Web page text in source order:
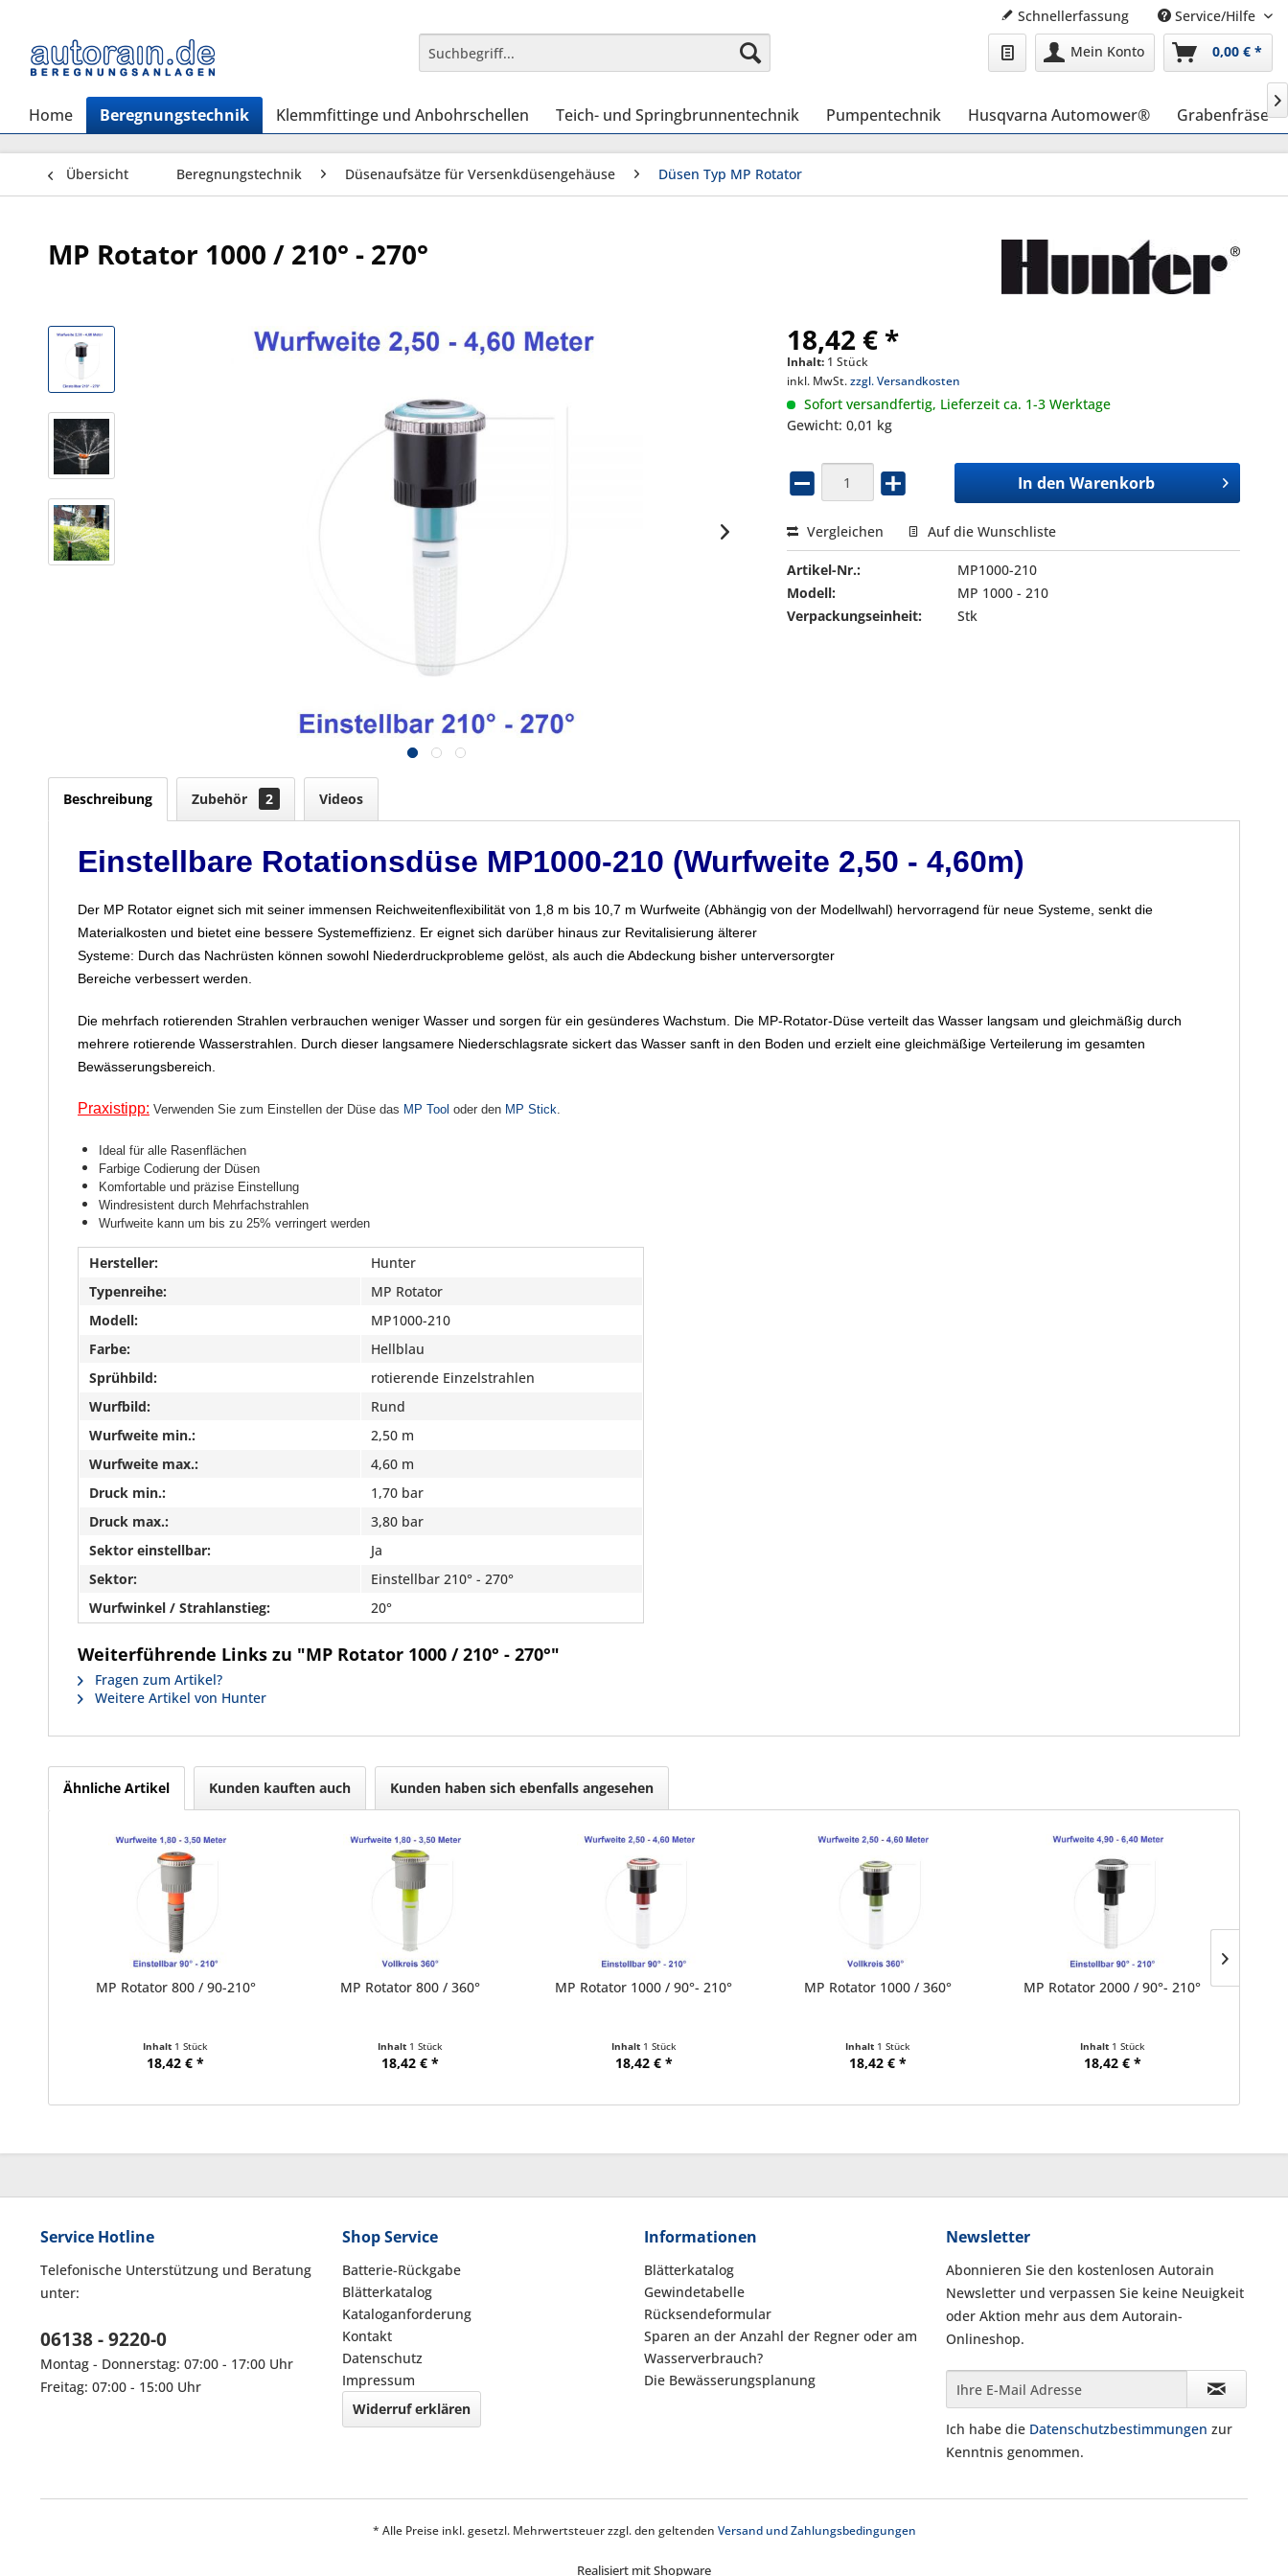
Schnellerfassung
Service/Hilfe
Mein Konto
0,00 € *
Home Beregnungstechnik Klemmfittinge und Anbohrschellen Teich- und Springbrunnentechnik Pumpentechnik Husqvarna Automower® Grabenfräse

Übersicht Beregnungstechnik Düsenaufsätze für Versenkdüsengehäuse Düsen Typ MP Rotator
MP Rotator 1000 / 210° - 270°
18,42 € *
Inhalt: 1 Stück
inkl. MwSt.zzgl. Versandkosten
Sofort versandfertig, Lieferzeit ca. 1-3 Werktage
Gewicht: 0,01 kg
In den Warenkorb
Vergleichen Auf die Wunschliste
Artikel-Nr.:
MP1000-210
Modell:
MP 1000 - 210
Verpackungseinheit:
Stk
Beschreibung Zubehör 2 Videos
Einstellbare Rotationsdüse MP1000-210 (Wurfweite 2,50 - 4,60m)
Der MP Rotator eignet sich mit seiner immensen Reichweitenflexibilität von 1,8 m bis 10,7 m Wurfweite (Abhängig von der Modellwahl) hervorragend für neue Systeme, senkt die
Materialkosten und bietet eine bessere Systemeffizienz. Er eignet sich darüber hinaus zur Revitalisierung älterer
Systeme: Durch das Nachrüsten können sowohl Niederdruckprobleme gelöst, als auch die Abdeckung bisher unterversorgter
Bereiche verbessert werden.
Die mehrfach rotierenden Strahlen verbrauchen weniger Wasser und sorgen für ein gesünderes Wachstum. Die MP-Rotator-Düse verteilt das Wasser langsam und gleichmäßig durch
mehrere rotierende Wasserstrahlen. Durch dieser langsamere Niederschlagsrate sickert das Wasser sanft in den Boden und erzielt eine gleichmäßige Verteilerung im gesamten
Bewässerungsbereich.
Praxistipp: Verwenden Sie zum Einstellen der Düse das MP Tool oder den MP Stick.
Ideal für alle Rasenflächen
Farbige Codierung der Düsen
Komfortable und präzise Einstellung
Windresistent durch Mehrfachstrahlen
Wurfweite kann um bis zu 25% verringert werden
Hersteller:
Hunter
Typenreihe:
MP Rotator
Modell:
MP1000-210
Farbe:
Hellblau
Sprühbild:
rotierende Einzelstrahlen
Wurfbild:
Rund
Wurfweite min.:
2,50 m
Wurfweite max.:
4,60 m
Druck min.:
1,70 bar
Druck max.:
3,80 bar
Sektor einstellbar:
Ja
Sektor:
Einstellbar 210° - 270°
Wurfwinkel / Strahlanstieg:
20°
Weiterführende Links zu "MP Rotator 1000 / 210° - 270°"
Fragen zum Artikel?
Weitere Artikel von Hunter
Ähnliche Artikel Kunden kauften auch Kunden haben sich ebenfalls angesehen
MP Rotator 800 / 90-210°
Inhalt 1 Stück
18,42 € *
MP Rotator 800 / 360°
Inhalt 1 Stück
18,42 € *
MP Rotator 1000 / 90°- 210°
Inhalt 1 Stück
18,42 € *
MP Rotator 1000 / 360°
Inhalt 1 Stück
18,42 € *
MP Rotator 2000 / 90°- 210°
Inhalt 1 Stück
18,42 € *
Service Hotline
Telefonische Unterstützung und Beratung
unter:
06138 - 9220-0
Montag - Donnerstag: 07:00 - 17:00 Uhr
Freitag: 07:00 - 15:00 Uhr
Shop Service
Batterie-Rückgabe
Blätterkatalog
Kataloganforderung
Kontakt
Datenschutz
Impressum
Widerruf erklären
Informationen
Blätterkatalog
Gewindetabelle
Rücksendeformular
Sparen an der Anzahl der Regner oder am
Wasserverbrauch?
Die Bewässerungsplanung
Newsletter
Abonnieren Sie den kostenlosen Autorain
Newsletter und verpassen Sie keine Neuigkeit
oder Aktion mehr aus dem Autorain-
Onlineshop.
Ich habe die Datenschutzbestimmungen zur
Kenntnis genommen.
* Alle Preise inkl. gesetzl. Mehrwertsteuer zzgl. den geltenden Versand und Zahlungsbedingungen
Realisiert mit Shopware